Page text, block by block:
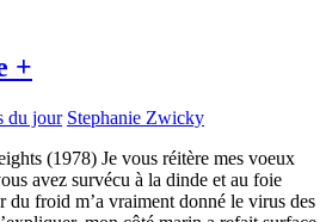
+
du jour Stephanie Zwicky
(1978) Je vous réitère mes voeux
avez survécu à la dinde et au foie
du froid m’a vraiment donné le virus des